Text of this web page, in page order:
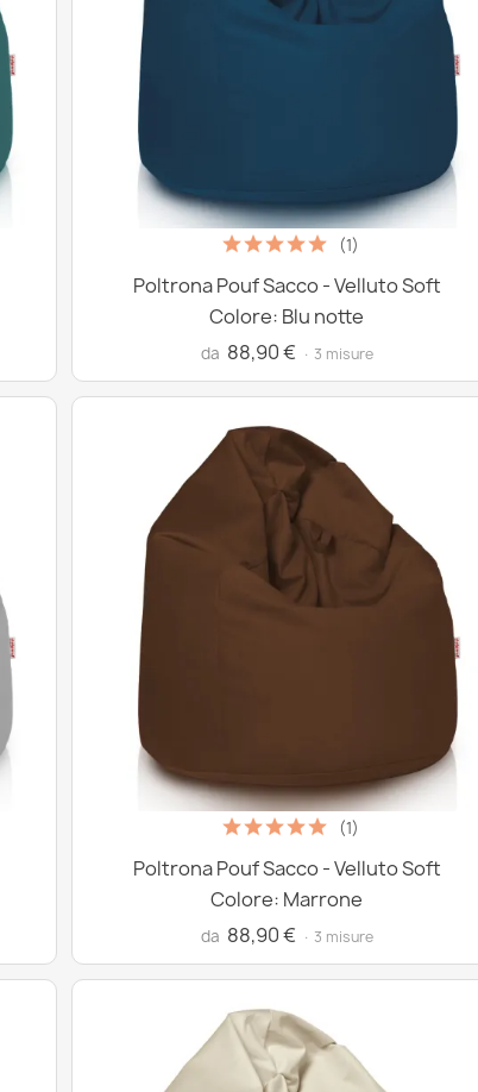
(1)
Poltrona Pouf Sacco - Velluto Soft
Colore: Blu notte
da 88,90 € · 3 misure
(1)
Poltrona Pouf Sacco - Velluto Soft
Colore: Marrone
da 88,90 € · 3 misure